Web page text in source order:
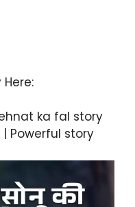
ka fal story
Powerful story